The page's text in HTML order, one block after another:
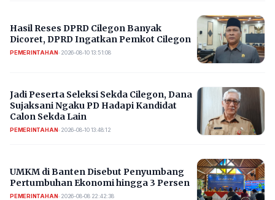
Hasil Reses DPRD Cilegon Banyak
Dicoret, DPRD Ingatkan Pemkot Cilegon
PEMERINTAHAN• 2026-08-10 13:51:08
Jadi Peserta Seleksi Sekda Cilegon, Dana
Sujaksani Ngaku PD Hadapi Kandidat
Calon Sekda Lain
PEMERINTAHAN• 2026-08-10 13:48:12
UMKM di Banten Disebut Penyumbang
Pertumbuhan Ekonomi hingga 3 Persen
PEMERINTAHAN• 2026-08-08 22:42:38